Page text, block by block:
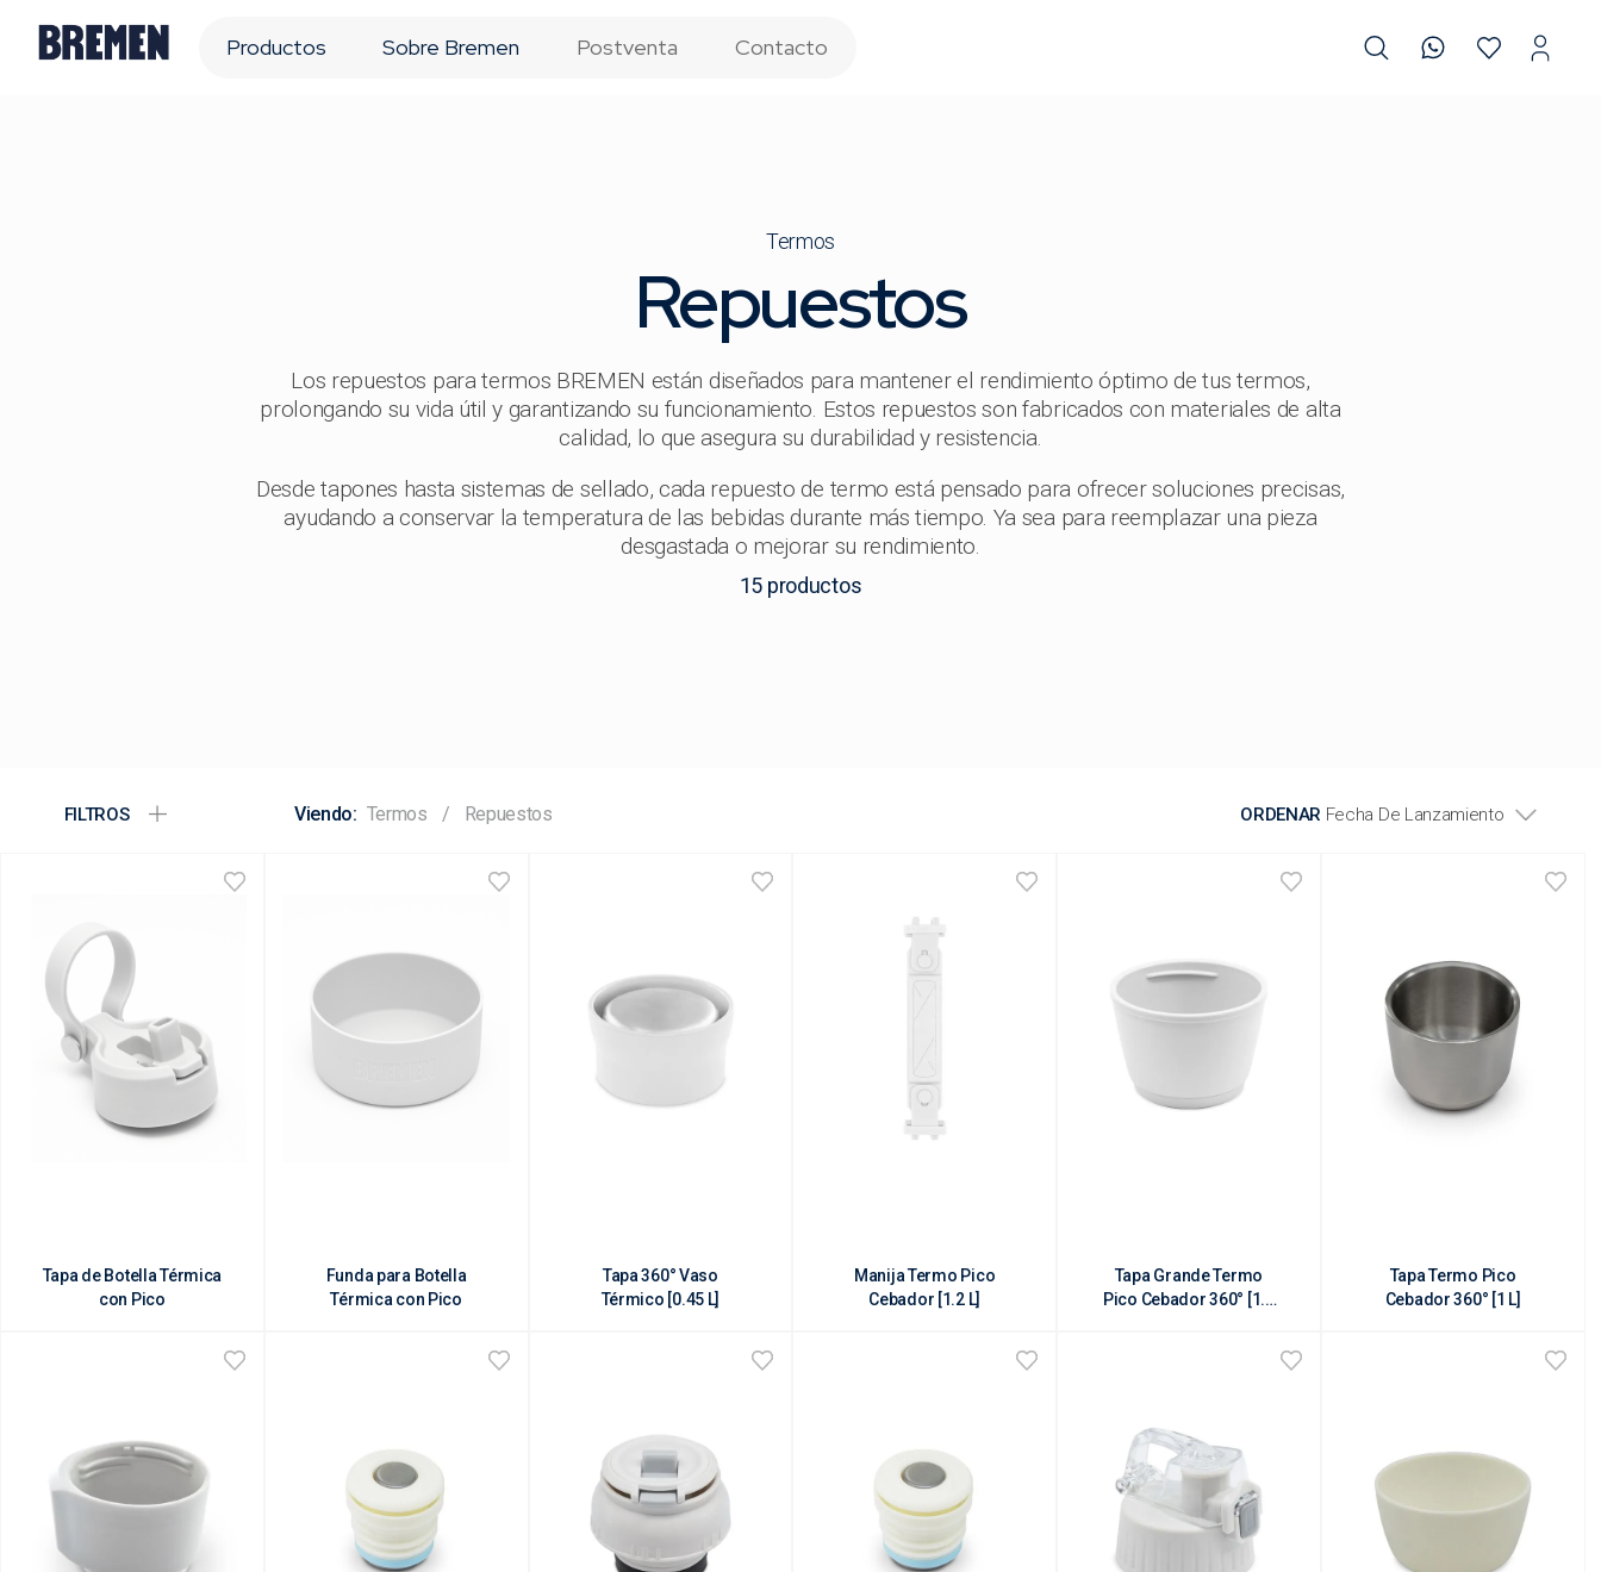
Productos Sobre Bremen Postventa Contacto
Termos
Repuestos
Los repuestos para termos BREMEN están diseñados para mantener el rendimiento óptimo de tus termos,
prolongando su vida útil y garantizando su funcionamiento. Estos repuestos son fabricados con materiales de alta
calidad, lo que asegura su durabilidad y resistencia.
Desde tapones hasta sistemas de sellado, cada repuesto de termo está pensado para ofrecer soluciones precisas,
ayudando a conservar la temperatura de las bebidas durante más tiempo. Ya sea para reemplazar una pieza
desgastada o mejorar su rendimiento.
15 productos
FILTROS Termos Repuestos ORDENAR Fecha De Lanzamiento
Tapa de Botella Térmica
con Pico
Funda para Botella
Térmica con Pico
Tapa 360° Vaso
Térmico [0.45 L]
Manija Termo Pico
Cebador [1.2 L]
Tapa Grande Termo
Pico Cebador 360° [1.2
Tapa Termo Pico
Cebador 360° [1 L]